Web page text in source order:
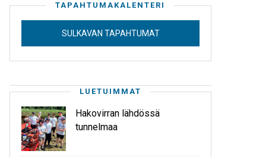
TAPAHTUMAKALENTERI
SULKAVAN TAPAHTUMAT
LUETUIMMAT
Hakovirran lähdössä
tunnelmaa